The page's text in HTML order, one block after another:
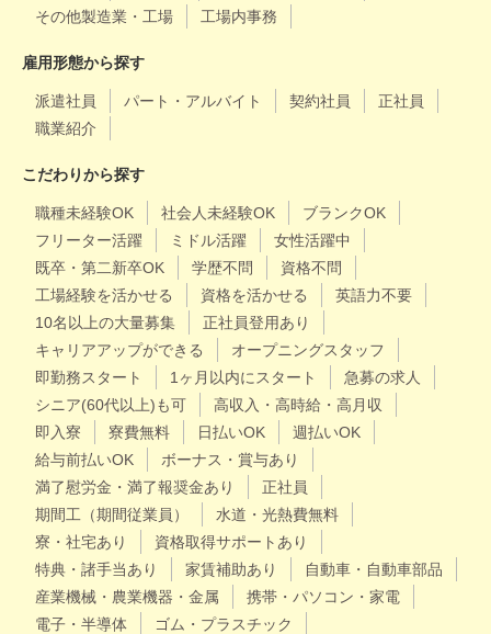
その他製造業・工場
工場内事務
雇用形態から探す
派遣社員 パート・アルバイト 契約社員
正社員
職業紹介
こだわりから探す
職種未経験OK 社会人未経験OK
ブランクOK
フリーター活躍
ミドル活躍
女性活躍中
既卒・第二新卒OK
学歴不問
資格不問
工場経験を活かせる
資格を活かせる
英語力不要
10名以上の大量募集
正社員登用あり
キャリアアップができる
オープニングスタッフ
即勤務スタート
1ヶ月以内にスタート
急募の求人
シニア(60代以上)も可
高収入・高時給・高月収
即入寮
寮費無料 日払いOK
週払いOK
給与前払いOK
ボーナス・賞与あり
満了慰労金・満了報奨金あり
正社員
期間工（期間従業員）
水道・光熱費無料
寮・社宅あり
資格取得サポートあり
特典・諸手当あり
家賃補助あり
自動車・自動車部品
産業機械・農業機器・金属
携帯・パソコン・家電
電子・半導体
ゴム・プラスチック